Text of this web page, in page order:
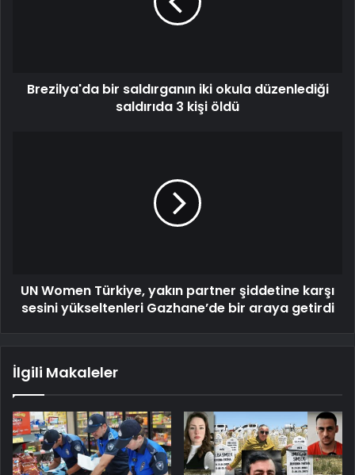
Brezilya'da bir saldırganın iki okula düzenlediği
saldırıda 3 kişi öldü
UN Women Türkiye, yakın partner şiddetine karşı
sesini yükseltenleri Gazhane’de bir araya getirdi
İlgili Makaleler